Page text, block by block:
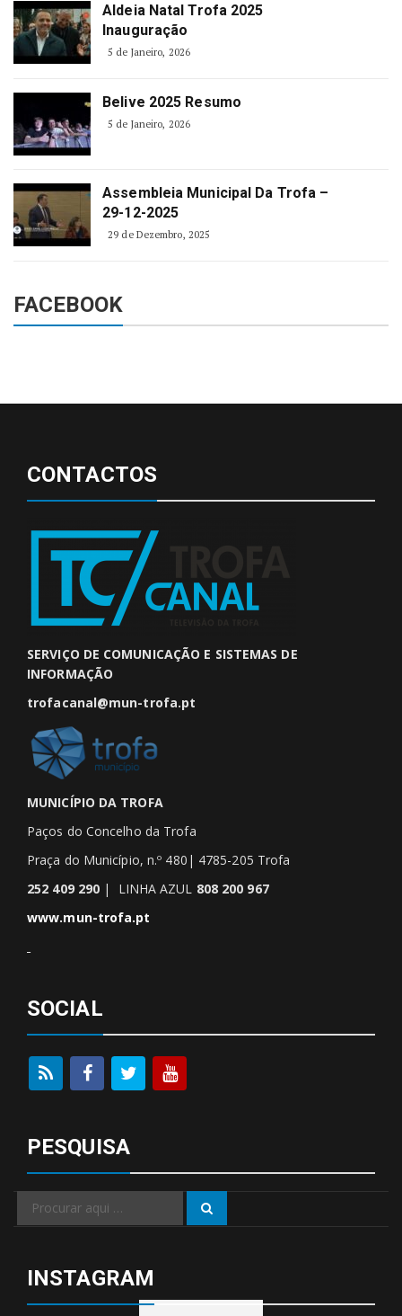
Aldeia Natal Trofa 2025
Inauguração
5 de Janeiro, 2026
Belive 2025 Resumo
5 de Janeiro, 2026
Assembleia Municipal Da Trofa –
29-12-2025
29 de Dezembro, 2025
FACEBOOK
CONTACTOS
SERVIÇO DE COMUNICAÇÃO E SISTEMAS DE
INFORMAÇÃO
trofacanal@mun-trofa.pt
MUNICÍPIO DA TROFA
Paços do Concelho da Trofa
Praça do Município, n.º 480| 4785-205 Trofa
252 409 290 | LINHA AZUL 808 200 967
www.mun-trofa.pt
SOCIAL
PESQUISA
Procurar
INSTAGRAM
Visite no Instagram